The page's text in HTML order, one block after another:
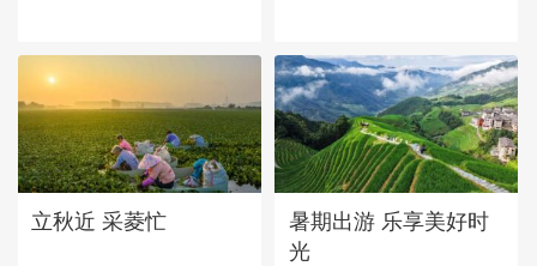
立秋近 采菱忙
暑期出游 乐享美好时
光